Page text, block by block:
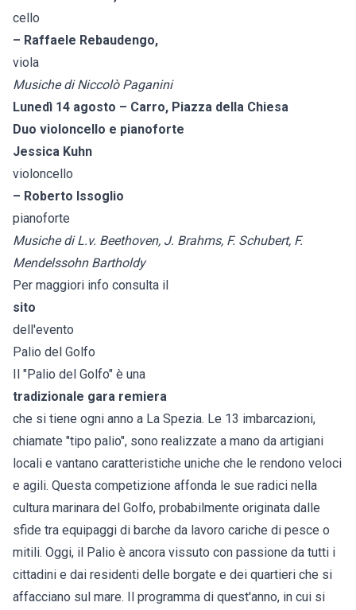
cello
– Raffaele Rebaudengo,
viola
Musiche di Niccolò Paganini
Lunedì 14 agosto – Carro, Piazza della Chiesa
Duo violoncello e pianoforte
Jessica Kuhn
violoncello
– Roberto Issoglio
pianoforte
Musiche di L.v. Beethoven, J. Brahms, F. Schubert, F.
Mendelssohn Bartholdy
Per maggiori info consulta il
sito
dell'evento
Palio del Golfo
Il "Palio del Golfo" è una
tradizionale gara remiera
che si tiene ogni anno a La Spezia. Le 13 imbarcazioni,
chiamate "tipo palio", sono realizzate a mano da artigiani
locali e vantano caratteristiche uniche che le rendono veloci
e agili. Questa competizione affonda le sue radici nella
cultura marinara del Golfo, probabilmente originata dalle
sfide tra equipaggi di barche da lavoro cariche di pesce o
mitili. Oggi, il Palio è ancora vissuto con passione da tutti i
cittadini e dai residenti delle borgate e dei quartieri che si
affacciano sul mare. Il programma di quest'anno, in cui si